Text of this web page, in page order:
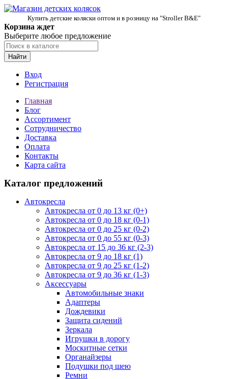
Купить детские коляски оптом и в розницу на "Stroller B&E"
Корзина ждет
Выберите любое предложение
Найти
Вход
Регистрация
Главная
Блог
Ассортимент
Сотрудничество
Доставка
Оплата
Контакты
Карта сайта
Каталог предложений
Автокресла
Автокресла от 0 до 13 кг (0+)
Автокресла от 0 до 18 кг (0-1)
Автокресла от 0 до 25 кг (0-2)
Автокресла от 0 до 55 кг (0-3)
Автокресла от 15 до 36 кг (2-3)
Автокресла от 9 до 18 кг (1)
Автокресла от 9 до 25 кг (1-2)
Автокресла от 9 до 36 кг (1-3)
Аксессуары
Автомобильные знаки
Адаптеры
Дождевики
Защита сидений
Зеркала
Игрушки в дорогу
Москитные сетки
Органайзеры
Подушки под шею
Ремни